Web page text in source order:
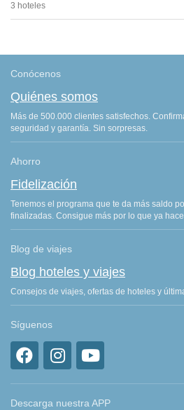
3 hoteles
Conócenos
Quiénes somos
Más de 500.000 clientes satisfechos.
seguridad y garantía. Sin sorpresas.
Ahorro
Fidelización
Tenemos el programa que te da más saldo
finalizadas. Consigue más por lo que ya
Blog de viajes
Blog hoteles y viajes
Consejos de viajes, ofertas de hoteles y
Síguenos
Descarga nuestra APP